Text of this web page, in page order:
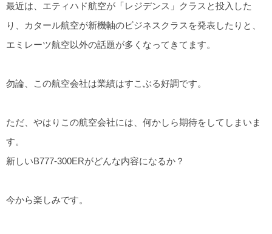
最近は、エティハド航空が「レジデンス」クラスと投入した
り、カタール航空が新機軸のビジネスクラスを発表したりと、
エミレーツ航空以外の話題が多くなってきてます。
勿論、この航空会社は業績はすこぶる好調です。
ただ、やはりこの航空会社には、何かしら期待をしてしまいま
す。
新しいB777-300ERがどんな内容になるか？
今から楽しみです。